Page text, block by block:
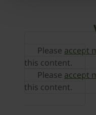
Please accept
this content.
Please accept
this content.